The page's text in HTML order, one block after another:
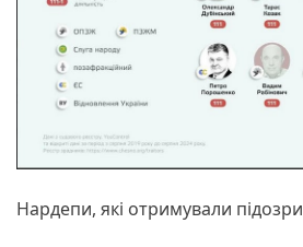
Нардепи, які отримували підозри